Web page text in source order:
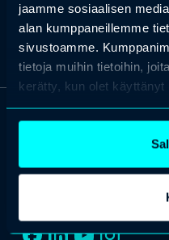
jaamme sosiaalisen
alan kumppaneillemme
sivustoamme.
tietoja muihin tietoihin,
kerätty, kun olet käyttänyt
Jokelan koulusurmien
Keilaranta 1 A, 02150 Espoo
+358 (0)20 780 6220